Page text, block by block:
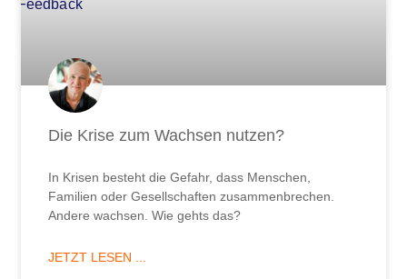
Die Krise zum Wachsen nutzen?
In Krisen besteht die Gefahr, dass Menschen,
Familien oder Gesellschaften zusammenbrechen.
Andere wachsen. Wie gehts das?
JETZT LESEN ...